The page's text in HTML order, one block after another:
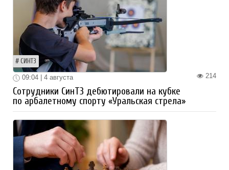
СИНТЗ
214
09:04 | 4 августа
Сотрудники СинТЗ дебютировали на кубке
по арбалетному спорту «Уральская стрела»